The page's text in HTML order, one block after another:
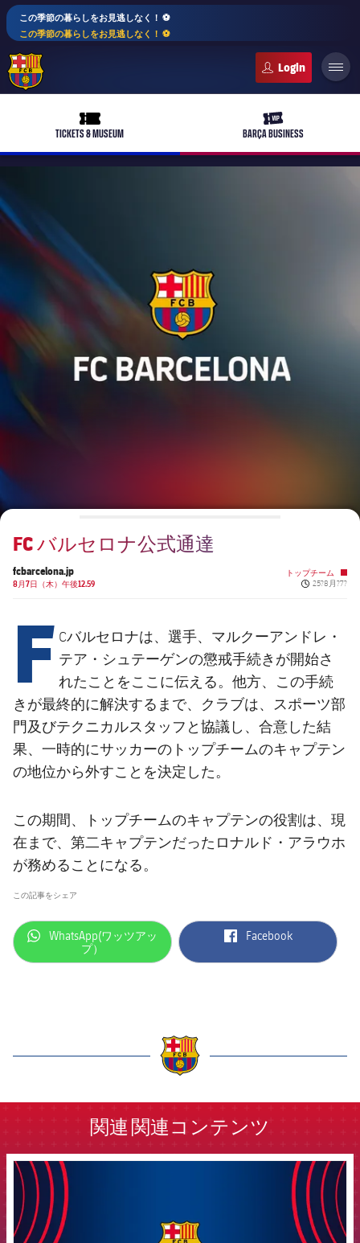
この季節の暮らしをお見逃しなく！ ⚽️
この季節の暮らしをお見逃しなく！ ⚽️
ticket-full
TICKETS & MUSEUM
ticket-vip
BARÇA BUSINESS
plusicon
label.aria.plus
バルサアカデミー
10年毎
PLUSICON
LABEL.ARIA.PLUS
トップチーム
女子サッカー
label.aria.plus
チケット
バルサAtlètic
plusicon
label.aria.plus
スケジュール
チケット
結果
順位表
トップチーム
スケジュール
チケット
結果
順位表
PLUSICON
LABEL.ARIA.PLUS
スケジュール
チケット
結果
順位表
PLUSICON
LABEL.ARIA.PLUS
トップチーム
plusicon
label.aria.plus
スケジュール
チケット
順位表
FC バルセロナ公式通達
fcbarcelona.jp
8月7日（木）午後12.59
トップチーム
Published
25?8月?7?
F Cバルセロナは、選手、マルクーアンドレ・
テア・シュテーゲンの懲戒手続きが開始さ
れたことをここに伝える。他方、この手続
きが最終的に解決するまで、クラブは、スポーツ部
門及びテクニカルスタッフと協議し、合意した結
果、一時的にサッカーのトップチームのキャプテン
の地位から外すことを決定した。
この期間、トップチームのキャプテンの役割は、現
在まで、第二キャプテンだったロナルド・アラウホ
が務めることになる。
この記事をシェア
label.aria.whatsapp
WhatsApp(ワッツアッ
プ）
label.aria.facebook
Facebook
関連 関連コンテンツ